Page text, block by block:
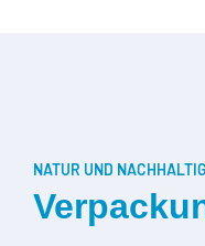
NATUR UND